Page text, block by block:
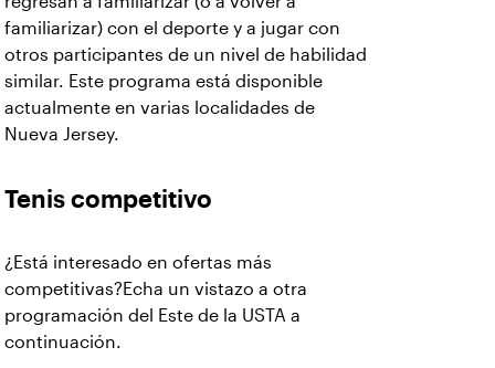
familiarizar) con el deporte y a jugar con
otros participantes de un nivel de habilidad
similar. Este programa está disponible
actualmente en varias localidades de
Nueva Jersey.
Tenis competitivo
¿Está interesado en ofertas más
competitivas?Echa un vistazo a otra
programación del Este de la USTA a
continuación.